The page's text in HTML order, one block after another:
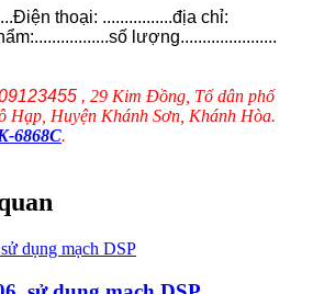
thoại: ................địa chỉ:
lượng......................
, 29 Kim Đồng, Tổ dân phố
Hạp, Huyện Khánh Sơn, Khánh Hòa.
6868C.